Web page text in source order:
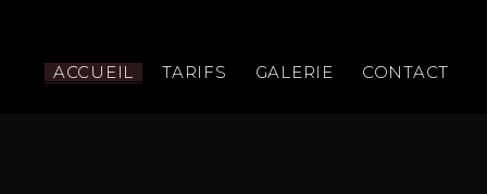
ACCUEIL TARIFS GALERIE CONTACT